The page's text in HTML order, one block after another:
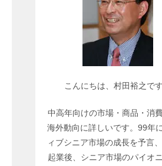
こんにちは、村田裕之です
中高年向けの市場・商品・消
海外動向に詳しいです。99年
ィブシニア市場の成長を予言
起業後、シニア市場のパイオ